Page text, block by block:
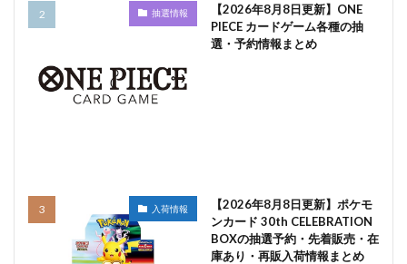
抽選情報
【2026年8月8日更新】ONE
PIECE カードゲーム各種の抽
選・予約情報まとめ
入荷情報
【2026年8月8日更新】ポケモ
ンカード 30th CELEBRATION
BOXの抽選予約・先着販売・在
庫あり・再販入荷情報まとめ